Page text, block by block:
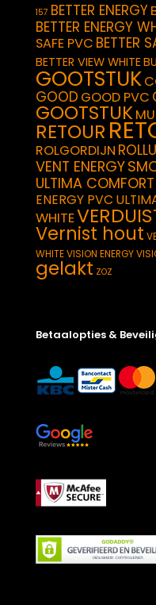
157 BETTER ENERGY
BETTER ENERGY
SAFE PVC BETTER
BETTER VIEW WHITE
GOOTSTUK
GOOD GOOD PVC
GOOTSTUK
RETOUR
ROLGORDIJN
VENT ENERGY
ULTIMA COMFORT
ENERGY PVC
WHITE
Vernist hout
WHITEVISION ENERGY
gelakt ZOZ
Betaalopties &